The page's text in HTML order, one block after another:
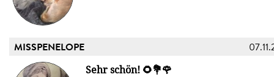
MISSPENELOPE
Sehr schön! 🌻💐🌹